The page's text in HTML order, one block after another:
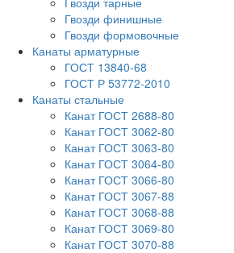
Гвозди финишные
Гвозди формовочные
Канаты арматурные
ГОСТ 13840-68
ГОСТ Р 53772-2010
Канаты стальные
Канат ГОСТ 2688-80
Канат ГОСТ 3062-80
Канат ГОСТ 3063-80
Канат ГОСТ 3064-80
Канат ГОСТ 3066-80
Канат ГОСТ 3067-88
Канат ГОСТ 3068-88
Канат ГОСТ 3069-80
Канат ГОСТ 3070-88